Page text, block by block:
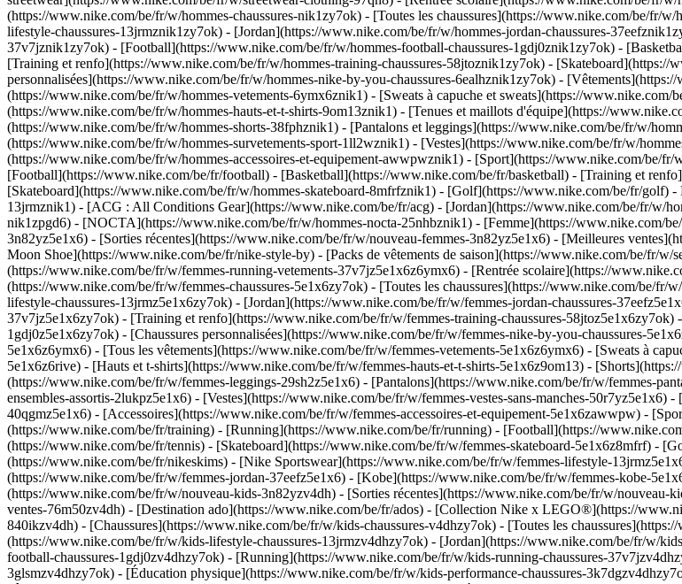
(https://www.nike.com/be/fr/w/hommes-chaussures-nik1zy7ok) - [Toutes les chaussures](https://www.nike.com/be/fr/
lifestyle-chaussures-13jrmznik1zy7ok) - [Jordan](https://www.nike.com/be/fr/w/hommes-jordan-chaussures-
37v7jznik1zy7ok) - [Football](https://www.nike.com/be/fr/w/hommes-football-chaussures-1gdj0znik1zy7ok) -
[Training et renfo](https://www.nike.com/be/fr/w/hommes-training-chaussures-58jtoznik1zy7ok) - [Skateboard](https://
personnalisées](https://www.nike.com/be/fr/w/hommes-nike-by-you-chaussures-6ealhznik1zy7ok) -
(https://www.nike.com/be/fr/w/hommes-vetements-6ymx6znik1) - [Sweats à capuche et sweats](https://www.nike.com/
(https://www.nike.com/be/fr/w/hommes-hauts-et-t-shirts-9om13znik1) - [Tenues et maillots d'équipe](https://
(https://www.nike.com/be/fr/w/hommes-shorts-38fphznik1) - [Pantalons et leggings](https://www.nike.com/be/fr/w/
(https://www.nike.com/be/fr/w/hommes-survetements-sport-1ll2wznik1) - [Vestes](https://www.nike.com/be/fr/w/
(https://www.nike.com/be/fr/w/hommes-accessoires-et-equipement-awwpwznik1) - [Sport](https://www.nike.com/be/fr/
[Football](https://www.nike.com/be/fr/football) - [Basketball](https://www.nike.com/be/fr/basketball) - [Training et
[Skateboard](https://www.nike.com/be/fr/w/hommes-skateboard-8mfrfznik1) - [Golf](https://www.nike.com/be/fr/golf) -
13jrmznik1) - [ACG : All Conditions Gear](https://www.nike.com/be/fr/acg) - [Jordan](https://www.nike.com/be/fr/w/
nik1zpgd6) - [NOCTA](https://www.nike.com/be/fr/w/hommes-nocta-25nhbznik1) - [Femme](https://www.nike.com/
3n82yz5e1x6) - [Sorties récentes](https://www.nike.com/be/fr/w/nouveau-femmes-3n82yz5e1x6) - [Meilleures
Moon Shoe](https://www.nike.com/be/fr/nike-style-by) - [Packs de vêtements de saison](https://www.nike.com/be/fr/
(https://www.nike.com/be/fr/w/femmes-running-vetements-37v7jz5e1x6z6ymx6) - [Rentrée scolaire](https://
(https://www.nike.com/be/fr/w/femmes-chaussures-5e1x6zy7ok) - [Toutes les chaussures](https://www.nike.com/be/
lifestyle-chaussures-13jrmz5e1x6zy7ok) - [Jordan](https://www.nike.com/be/fr/w/femmes-jordan-chaussures-
37v7jz5e1x6zy7ok) - [Training et renfo](https://www.nike.com/be/fr/w/femmes-training-chaussures-
1gdj0z5e1x6zy7ok) - [Chaussures personnalisées](https://www.nike.com/be/fr/w/femmes-nike-by-you-chaussures-
5e1x6z6ymx6) - [Tous les vêtements](https://www.nike.com/be/fr/w/femmes-vetements-5e1x6z6ymx6) - [Sweats à
5e1x6z6rive) - [Hauts et t-shirts](https://www.nike.com/be/fr/w/femmes-hauts-et-t-shirts-5e1x6z9om13) -
(https://www.nike.com/be/fr/w/femmes-leggings-29sh2z5e1x6) - [Pantalons](https://www.nike.com/be/fr/w/femmes-
ensembles-assortis-2lukpz5e1x6) - [Vestes](https://www.nike.com/be/fr/w/femmes-vestes-sans-manches-
40qgmz5e1x6) - [Accessoires](https://www.nike.com/be/fr/w/femmes-accessoires-et-equipement-5e1x6zawwpw) -
(https://www.nike.com/be/fr/training) - [Running](https://www.nike.com/be/fr/running) - [Football](https://
(https://www.nike.com/be/fr/tennis) - [Skateboard](https://www.nike.com/be/fr/w/femmes-skateboard-5e1x6z8mfrf) -
(https://www.nike.com/be/fr/nikeskims) - [Nike Sportswear](https://www.nike.com/be/fr/w/femmes-lifestyle-
(https://www.nike.com/be/fr/w/femmes-jordan-37eefz5e1x6) - [Kobe](https://www.nike.com/be/fr/w/femmes-kobe-
(https://www.nike.com/be/fr/w/nouveau-kids-3n82yzv4dh) - [Sorties récentes](https://www.nike.com/be/fr/w/
ventes-76m50zv4dh) - [Destination ado](https://www.nike.com/be/fr/ados) - [Collection Nike x LEGO®](https://
840ikzv4dh) - [Chaussures](https://www.nike.com/be/fr/w/kids-chaussures-v4dhzy7ok) - [Toutes les
(https://www.nike.com/be/fr/w/kids-lifestyle-chaussures-13jrmzv4dhzy7ok) - [Jordan](https://www.nike.com/be/fr/w/
football-chaussures-1gdj0zv4dhzy7ok) - [Running](https://www.nike.com/be/fr/w/kids-running-chaussures-
3glsmzv4dhzy7ok) - [Éducation physique](https://www.nike.com/be/fr/w/kids-performance-chaussures-